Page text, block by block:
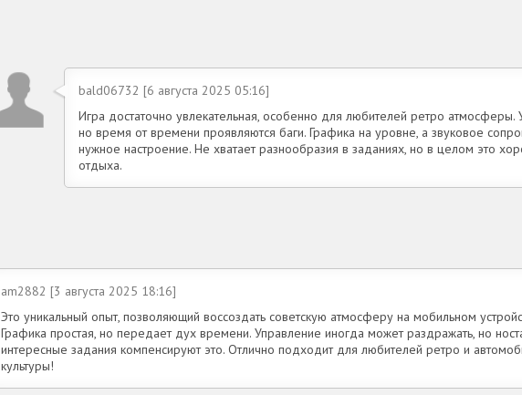
bald06732 [6 августа 2025 05:16]
Игра достаточно увлекательная, особенно для любителей ретро атмосферы.
но время от времени проявляются баги. Графика на уровне, а звуковое
нужное настроение. Не хватает разнообразия в заданиях, но в целом это
отдыха.
am2882 [3 августа 2025 18:16]
Это уникальный опыт, позволяющий воссоздать советскую атмосферу на мобильном
Графика простая, но передает дух времени. Управление иногда может раздражать, но
интересные задания компенсируют это. Отлично подходит для любителей ретро и
культуры!